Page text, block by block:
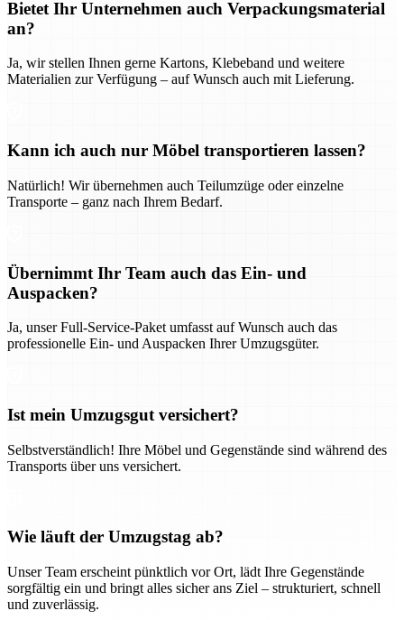
Bietet Ihr Unternehmen auch Verpackungsmaterial
an?
Ja, wir stellen Ihnen gerne Kartons, Klebeband und weitere
Materialien zur Verfügung – auf Wunsch auch mit Lieferung.
Kann ich auch nur Möbel transportieren lassen?
Natürlich! Wir übernehmen auch Teilumzüge oder einzelne
Transporte – ganz nach Ihrem Bedarf.
Übernimmt Ihr Team auch das Ein- und
Auspacken?
Ja, unser Full-Service-Paket umfasst auf Wunsch auch das
professionelle Ein- und Auspacken Ihrer Umzugsgüter.
Ist mein Umzugsgut versichert?
Selbstverständlich! Ihre Möbel und Gegenstände sind während des
Transports über uns versichert.
Wie läuft der Umzugstag ab?
Unser Team erscheint pünktlich vor Ort, lädt Ihre Gegenstände
sorgfältig ein und bringt alles sicher ans Ziel – strukturiert, schnell
und zuverlässig.